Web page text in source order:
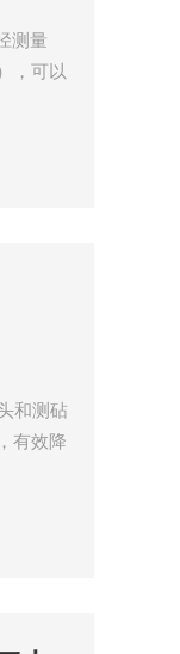
测量
，可以
和测砧
有效降